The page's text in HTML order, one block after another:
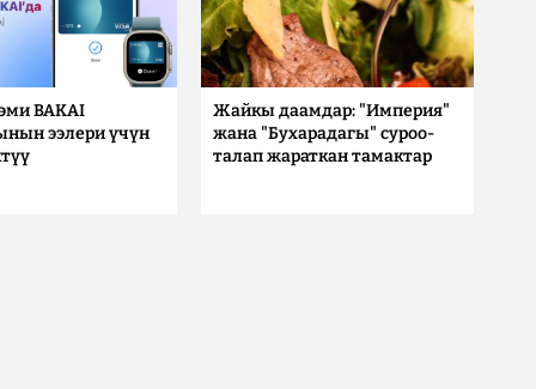
BAKAI
ээлери үчүн
Жайкы даамдар: "Империя"
жана "Бухарадагы" суроо-
талап жараткан тамактар